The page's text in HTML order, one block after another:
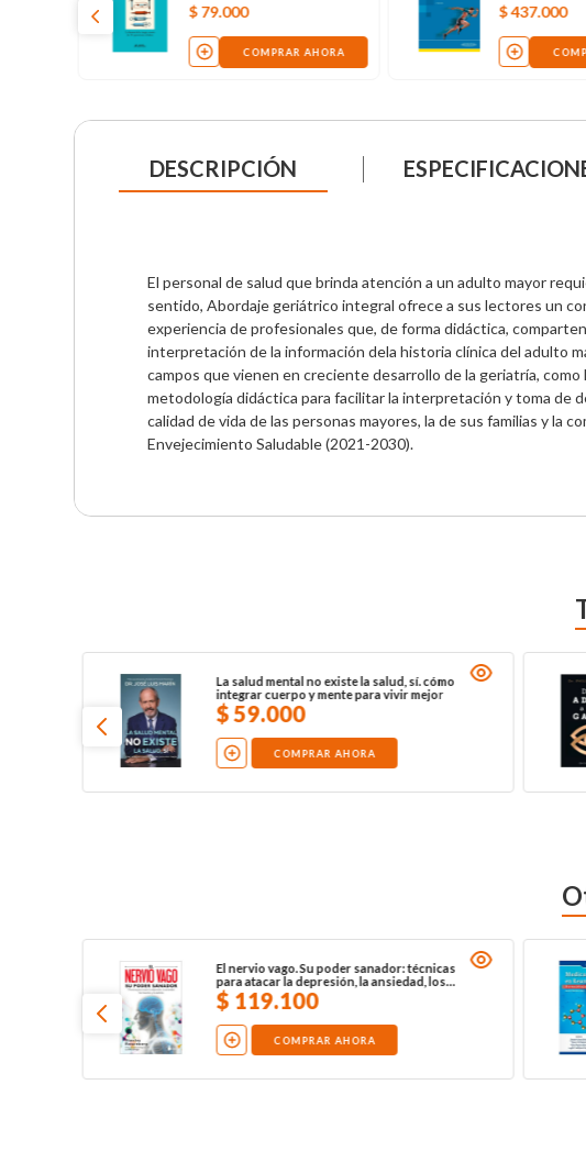
$79.000
COMPRAR AHORA
$437.000
DESCRIPCIÓN
El personal de salud que brinda atención a un adulto mayor
sentido, Abordaje geriátrico integral ofrece a sus lectores un
experiencia de profesionales que, de forma didáctica,
interpretación de la información dela historia clínica del adulto
campos que vienen en creciente desarrollo de la geriatría,
metodología didáctica para facilitar la interpretación y toma de
calidad de vida de las personas mayores, la de sus familias y la
Envejecimiento Saludable (2021-2030).
La salud mental no existe la salud, sí. cómo
integrar cuerpo y mente para vivir mejor
$59.000
COMPRAR AHORA
El nervio vago. Su poder sanador: técnicas
para atacar la depresión, la ansiedad, los
traumas y el autismo
$ 119.100
COMPRAR AHORA